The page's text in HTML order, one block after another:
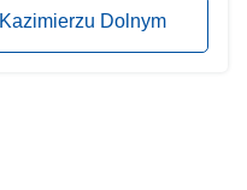
Dolnym